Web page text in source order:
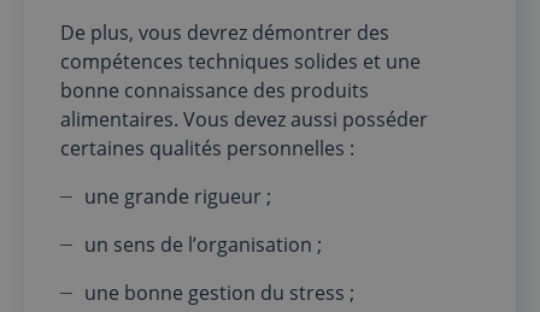
De plus, vous devrez démontrer des
compétences techniques solides et une
bonne connaissance des produits
alimentaires. Vous devez aussi posséder
certaines qualités personnelles :
une grande rigueur ;
un sens de l’organisation ;
une bonne gestion du stress ;